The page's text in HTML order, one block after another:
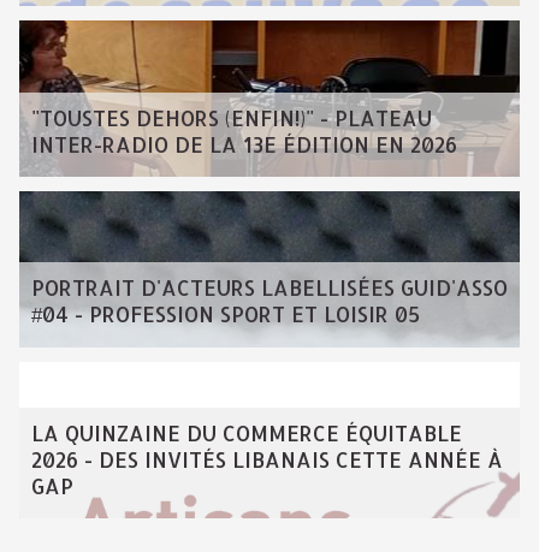
"TOUSTES DEHORS (ENFIN!)" - PLATEAU
INTER-RADIO DE LA 13E ÉDITION EN 2026
PORTRAIT D'ACTEURS LABELLISÉES GUID'ASSO
#04 - PROFESSION SPORT ET LOISIR 05
LA QUINZAINE DU COMMERCE ÉQUITABLE
2026 - DES INVITÉS LIBANAIS CETTE ANNÉE À
GAP